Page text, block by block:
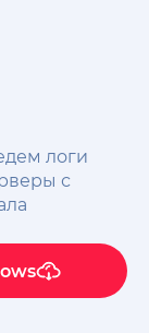
логи
с